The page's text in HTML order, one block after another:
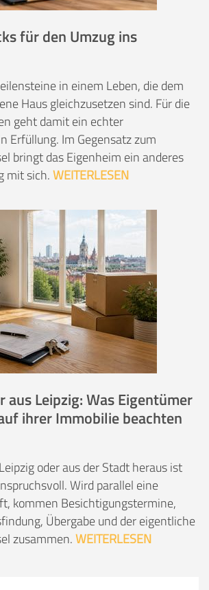
für den Umzug ins
in einem Leben, die dem
Haus gleichzusetzen sind. Für die
geht damit ein echter
Erfüllung. Im Gegensatz zum
bringt das Eigenheim ein anderes
mit sich.WEITERLESEN
aus Leipzig: Was Eigentümer
ihrer Immobilie beachten
oder aus der Stadt heraus ist
Wird parallel eine
kommen Besichtigungstermine,
Übergabe und der eigentliche
zusammen.WEITERLESEN